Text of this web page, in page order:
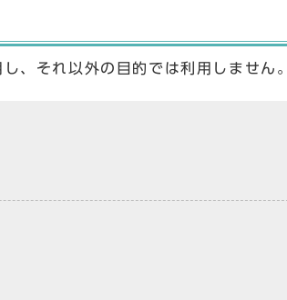
、それ以外の目的では利用しません。